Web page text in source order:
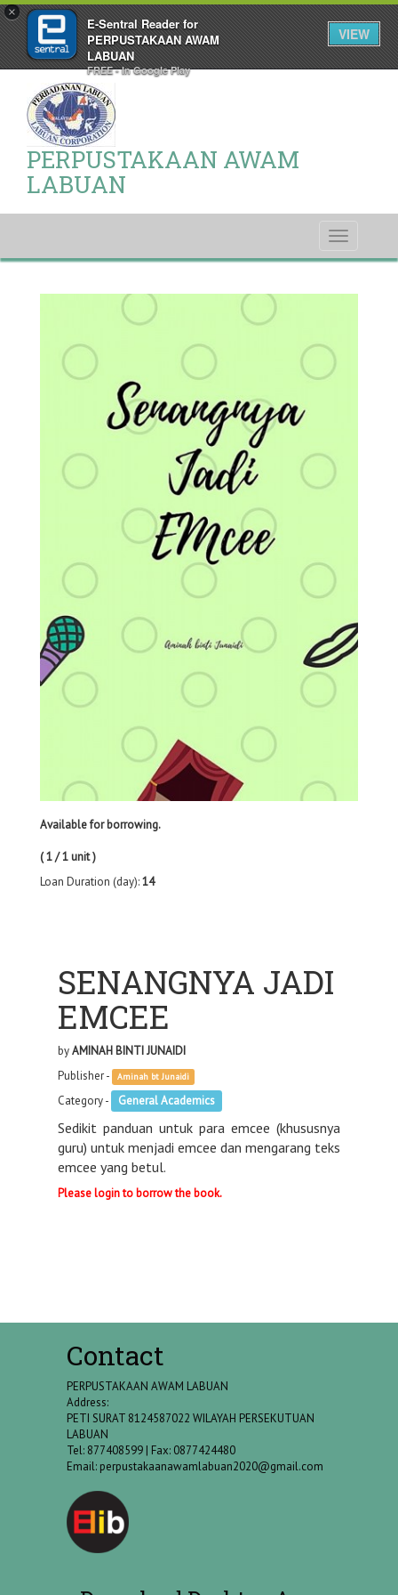
×
E-Sentral Reader for
PERPUSTAKAAN AWAM
LABUAN
FREE - In Google Play
VIEW
PERPUSTAKAAN AWAM
LABUAN
Toggle
Available for borrowing.
( 1 / 1 unit )
Loan Duration (day):14
SENANGNYA JADI
EMCEE
byAMINAH BINTI JUNAIDI
Publisher -
Aminah bt Junaidi
Category - General Academics
Sedikit panduan untuk para emcee (khususnya
guru) untuk menjadi emcee dan mengarang teks
emcee yang betul.
Please login to borrow the book.
Contact
PERPUSTAKAAN AWAM LABUAN
Address:
PETI SURAT 8124587022 WILAYAH PERSEKUTUAN
LABUAN
Tel: 877408599 | Fax: 0877424480
Email: perpustakaanawamlabuan2020@gmail.com